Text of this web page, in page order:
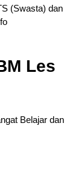
(Swasta) dan
Les
Belajar dan